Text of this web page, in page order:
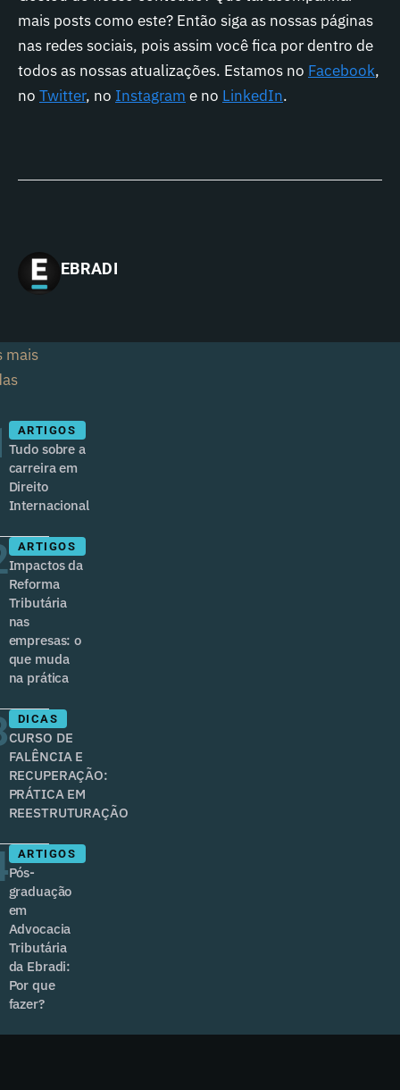
mais posts como este? Então siga as nossas páginas
nas redes sociais, pois assim você fica por dentro de
todos as nossas atualizações. Estamos no Facebook,
no Twitter, no Instagram e no LinkedIn.
EBRADI
mais
ARTIGOS
Tudo sobre a
carreira em
Direito
Internacional
ARTIGOS
Impactos da
Reforma
Tributária
nas
empresas: o
que muda
na prática
DICAS
CURSO DE
FALÊNCIA E
RECUPERAÇÃO:
PRÁTICA EM
REESTRUTURAÇÃO
ARTIGOS
Pós-
graduação
em
Advocacia
Tributária
da Ebradi:
Por que
fazer?